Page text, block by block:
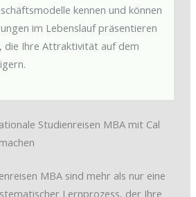
kennen und können
im Lebenslauf präsentieren
die Ihre Attraktivität auf dem
Studienreisen MBA mit Cal
MBA sind mehr als nur eine
Lernprozess, der Ihre